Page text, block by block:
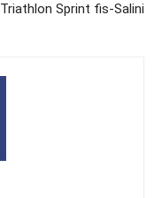
Triathlon Sprint fis-Salini